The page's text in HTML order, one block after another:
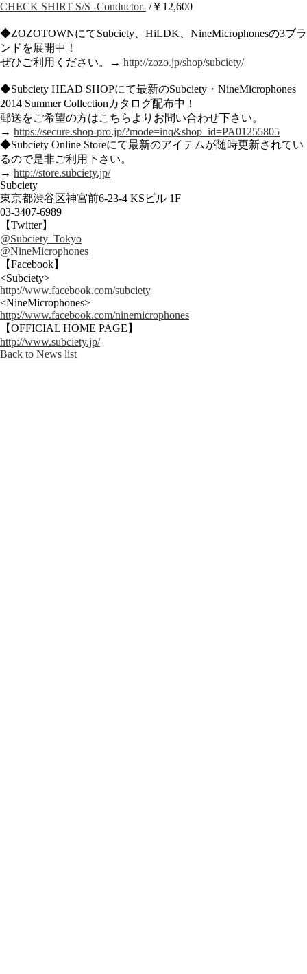
CHECK SHIRT S/S -Conductor- /￥12,600
◆ZOZOTOWNにてSubciety、HiLDK、NineMicrophonesの3ブラ
ンドを展開中！
ぜひご利用ください。→ http://zozo.jp/shop/subciety/
◆Subciety HEAD SHOPにて最新のSubciety・NineMicrophones
2014 Summer Collectionカタログ配布中！
郵送をご希望の方はこちらよりお問い合わせ下さい。
→ https://secure.shop-pro.jp/?mode=inq&shop_id=PA01255805
◆Subciety Online Storeにて最新のアイテムが随時更新されてい
るので是非ご利用下さい。
→ http://store.subciety.jp/
Subciety
東京都渋谷区神宮前6-23-4 KSビル 1F
03-3407-6989
【Twitter】
@Subciety_Tokyo
@NineMicrophones
【Facebook】
<Subciety>
http://www.facebook.com/subciety
<NineMicrophones>
http://www.facebook.com/ninemicrophones
【OFFICIAL HOME PAGE】
http://www.subciety.jp/
Back to News list